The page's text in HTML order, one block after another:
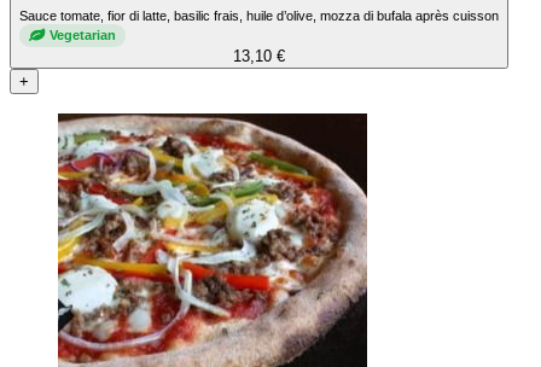
Sauce tomate, fior di latte, basilic frais, huile d’olive, mozza di bufala après cuisson
Vegetarian
13,10 €
+